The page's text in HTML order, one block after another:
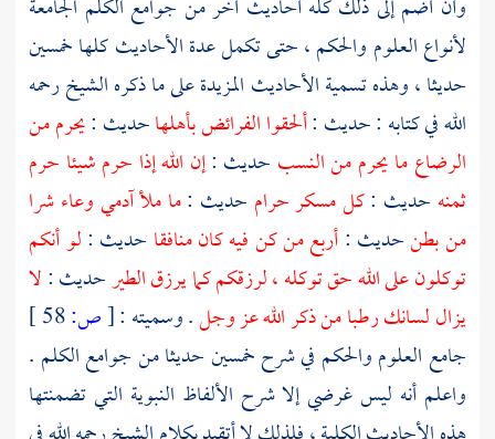
وأن أضم إلى ذلك كله أحاديث أخر من جوامع الكلم الجامعة
لأنواع العلوم والحكم ، حتى تكمل عدة الأحاديث كلها خمسين
حديثا ، وهذه تسمية الأحاديث المزيدة على ما ذكره الشيخ رحمه
الله في كتابه : حديث :ألحقوا الفرائض بأهلهاحديث :يحرم من
الرضاع ما يحرم من النسب حديث :إن الله إذا حرم شيئا حرم
ثمنه حديث :كل مسكر حرام حديث :ما ملأ آدمي وعاء شرا
من بطنحديث :أربع من كن فيه كان منافقا حديث :لو أنكم
توكلون على الله حق توكله ، لرزقكم كما يرزق الطيرحديث :لا
يزال لسانك رطبا من ذكر الله عز وجل. وسميته :[ص:
جامع العلوم والحكم في شرح خمسين حديثا من جوامع الكلم .
واعلم أنه ليس غرضي إلا شرح الألفاظ النبوية التي تضمنتها